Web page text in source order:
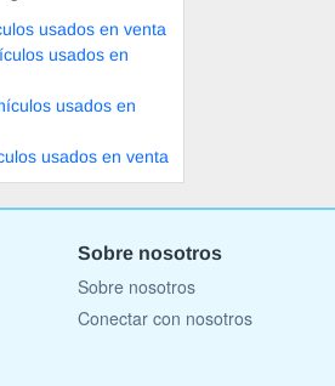
usados en venta
usados en
usados en
usados en venta
Sobre nosotros
Sobre nosotros
Conectar con nosotros